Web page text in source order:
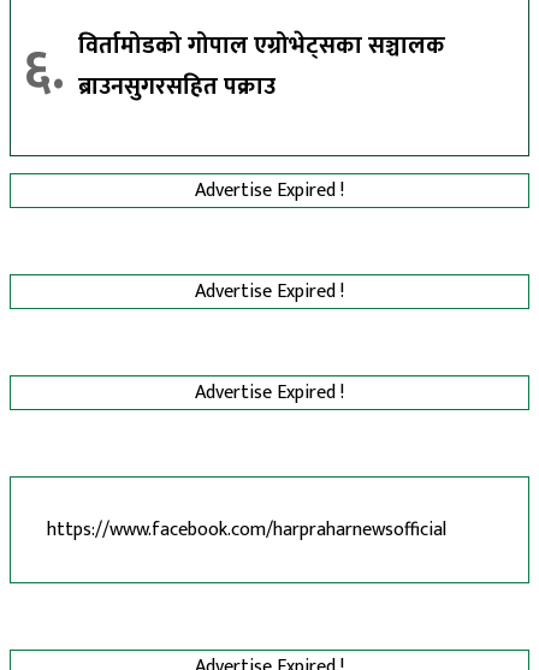
६. विर्तामोडको गोपाल एग्रोभेट्सका सञ्चालक
ब्राउनसुगरसहित पक्राउ
Advertise Expired !
Advertise Expired !
Advertise Expired !
https://www.facebook.com/harpraharnewsofficial